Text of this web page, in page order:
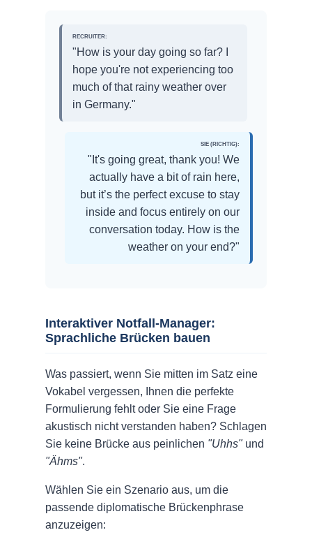
RECRUITER:
"How is your day going so far? I
hope you're not experiencing too
much of that rainy weather over
in Germany."
SIE (RICHTIG):
"It's going great, thank you! We
actually have a bit of rain here,
but it’s the perfect excuse to stay
inside and focus entirely on our
conversation today. How is the
weather on your end?"
Interaktiver Notfall-Manager:
Sprachliche Brücken bauen
Was passiert, wenn Sie mitten im Satz eine
Vokabel vergessen, Ihnen die perfekte
Formulierung fehlt oder Sie eine Frage
akustisch nicht verstanden haben? Schlagen
Sie keine Brücke aus peinlichen "Uhhs"und
"Ähms".
Wählen Sie ein Szenario aus, um die
passende diplomatische Brückenphrase
anzuzeigen: